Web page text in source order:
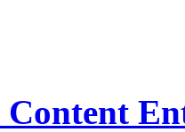
Content